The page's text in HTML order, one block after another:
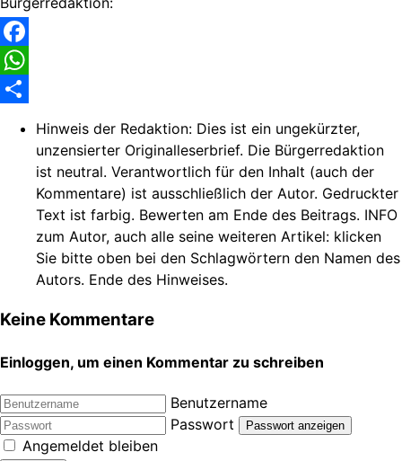
Facebook
WhatsApp
Hinweis der Redaktion: Dies ist ein ungekürzter,
unzensierter Originalleserbrief. Die Bürgerredaktion
ist neutral. Verantwortlich für den Inhalt (auch der
Kommentare) ist ausschließlich der Autor. Gedruckter
Text ist farbig. Bewerten am Ende des Beitrags. INFO
zum Autor, auch alle seine weiteren Artikel: klicken
Sie bitte oben bei den Schlagwörtern den Namen des
Autors. Ende des Hinweises.
Keine Kommentare
Einloggen, um einen Kommentar zu schreiben
Benutzername
Passwort
Passwort anzeigen
Angemeldet bleiben